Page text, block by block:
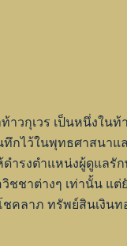
วกุเวร เป็นหนึ่งใ
กไว้ในพุทธศาสนา
ดำรงตำแหน่งผู้ดูแ
ชาต่างๆ เท่านั้น แ
คลาภ ทรัพย์สินเงิ